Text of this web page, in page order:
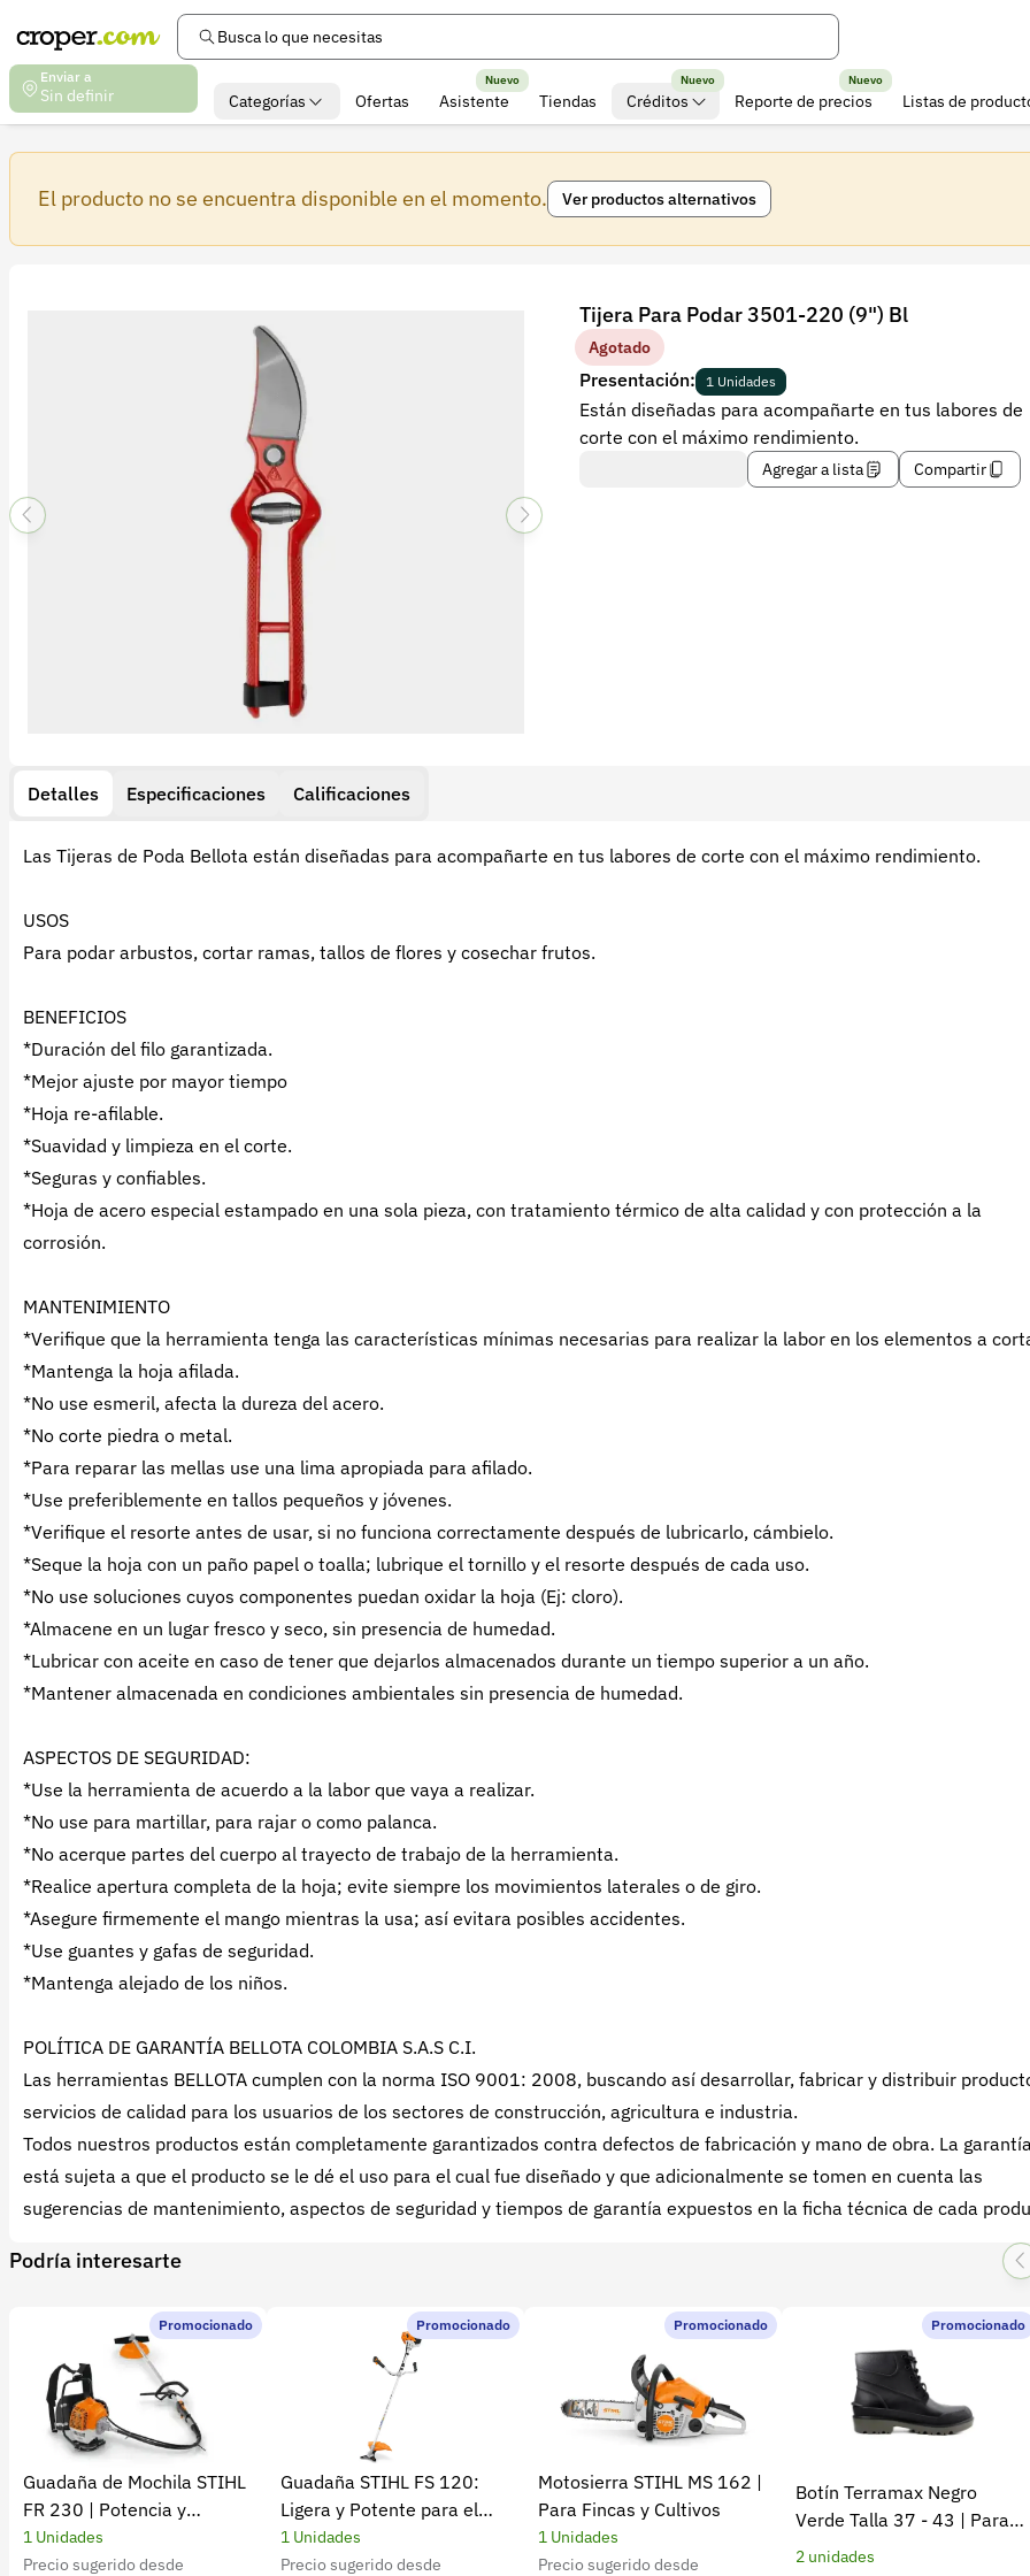
Busca lo que necesitas
Enviar a
Sin definir Categorías Ofertas Asistente
Nuevo
Tiendas Créditos
Nuevo
Reporte de precios
Nuevo
Listas de
El producto no se encuentra disponible en el momento. Ver productos alternativos
Tijera Para Podar 3501-220 (9") Bl
Agotado
Presentación: 1 Unidades
Están diseñadas para acompañarte en tus labores de
corte con el máximo rendimiento.
Agregar a lista Compartir
Detalles Especificaciones Calificaciones
Las Tijeras de Poda Bellota están diseñadas para acompañarte en tus labores de corte con el máximo rendimiento.
USOS
Para podar arbustos, cortar ramas, tallos de flores y cosechar frutos.
BENEFICIOS
*Duración del filo garantizada.
*Mejor ajuste por mayor tiempo
*Hoja re-afilable.
*Suavidad y limpieza en el corte.
*Seguras y confiables.
*Hoja de acero especial estampado en una sola pieza, con tratamiento térmico de alta calidad y con protección a la
corrosión.
MANTENIMIENTO
*Verifique que la herramienta tenga las características mínimas necesarias para realizar la labor en los elementos a
*Mantenga la hoja afilada.
*No use esmeril, afecta la dureza del acero.
*No corte piedra o metal.
*Para reparar las mellas use una lima apropiada para afilado.
*Use preferiblemente en tallos pequeños y jóvenes.
*Verifique el resorte antes de usar, si no funciona correctamente después de lubricarlo, cámbielo.
*Seque la hoja con un paño papel o toalla; lubrique el tornillo y el resorte después de cada uso.
*No use soluciones cuyos componentes puedan oxidar la hoja (Ej: cloro).
*Almacene en un lugar fresco y seco, sin presencia de humedad.
*Lubricar con aceite en caso de tener que dejarlos almacenados durante un tiempo superior a un año.
*Mantener almacenada en condiciones ambientales sin presencia de humedad.
ASPECTOS DE SEGURIDAD:
*Use la herramienta de acuerdo a la labor que vaya a realizar.
*No use para martillar, para rajar o como palanca.
*No acerque partes del cuerpo al trayecto de trabajo de la herramienta.
*Realice apertura completa de la hoja; evite siempre los movimientos laterales o de giro.
*Asegure firmemente el mango mientras la usa; así evitara posibles accidentes.
*Use guantes y gafas de seguridad.
*Mantenga alejado de los niños.
POLÍTICA DE GARANTÍA BELLOTA COLOMBIA S.A.S C.I.
Las herramientas BELLOTA cumplen con la norma ISO 9001: 2008, buscando así desarrollar, fabricar y distribuir
servicios de calidad para los usuarios de los sectores de construcción, agricultura e industria.
Todos nuestros productos están completamente garantizados contra defectos de fabricación y mano de obra. La
está sujeta a que el producto se le dé el uso para el cual fue diseñado y que adicionalmente se tomen en cuenta las
sugerencias de mantenimiento, aspectos de seguridad y tiempos de garantía expuestos en la ficha técnica de cada
Podría interesarte
Promocionado
Guadaña de Mochila STIHL
FR 230 | Potencia y
rendimiento
1 Unidades
Precio sugerido desde
Promocionado
Guadaña STIHL FS 120:
Ligera y Potente para el
Campo
1 Unidades
Precio sugerido desde
Promocionado
Motosierra STIHL MS 162 |
Para Fincas y Cultivos
1 Unidades
Precio sugerido desde
Promocionado
Botín Terramax Negro
Verde Talla 37 - 43 | Para
trabajo diario y campo
2 unidades